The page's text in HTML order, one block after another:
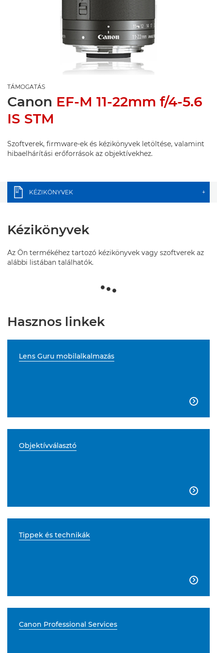
TÁMOGATÁS
Canon EF-M 11-22mm f/4-5.6
IS STM
Szoftverek, firmware-ek és kézikönyvek letöltése, valamint
hibaelhárítási erőforrások az objektívekhez.
KÉZIKÖNYVEK +
Kézikönyvek
Az Ön termékéhez tartozó kézikönyvek vagy szoftverek az
alábbi listában találhatók.
Hasznos linkek
Lens Guru mobilalkalmazás

Objektívválasztó

Tippek és technikák

Canon Professional Services